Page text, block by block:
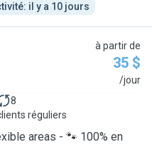
il y a 10 jours
à partir de
35 $
/jour
8
réguliers
areas - 🐾 100% en